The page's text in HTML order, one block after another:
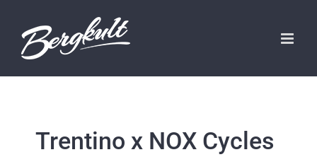
Inhalt
springen
Trentino x NOX Cycles